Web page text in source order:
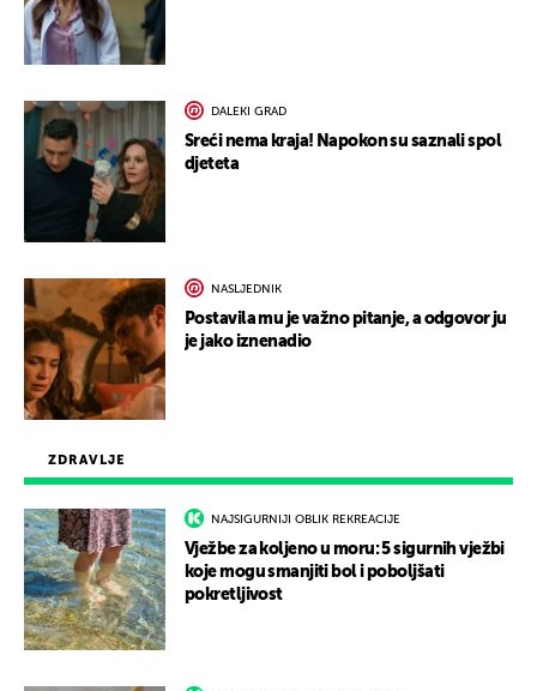
ZDRAVLJE
NAJSIGURNIJI OBLIK REKREACIJE
Vježbe za koljeno u moru: 5 sigurnih vježbi
koje mogu smanjiti bol i poboljšati
pokretljivost
DALEKI GRAD
Sreći nema kraja! Napokon su saznali spol
djeteta
NASLJEDNIK
Postavila mu je važno pitanje, a odgovor ju
je jako iznenadio